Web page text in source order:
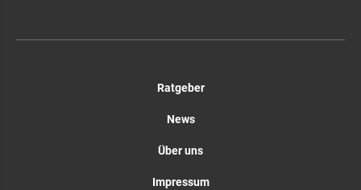
Ratgeber
News
Über uns
Impressum